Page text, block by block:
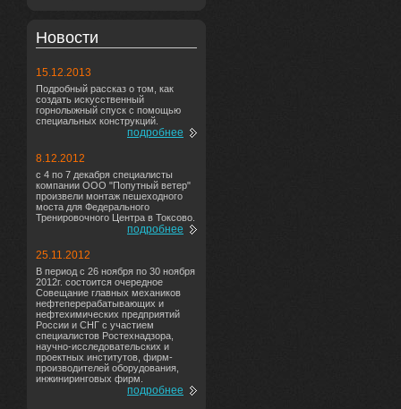
Новости
15.12.2013
Подробный рассказ о том, как
создать искусственный
горнолыжный спуск с помощью
специальных конструкций.
подробнее
8.12.2012
с 4 по 7 декабря специалисты
компании ООО "Попутный ветер"
произвели монтаж пешеходного
моста для Федерального
Тренировочного Центра в Токсово.
подробнее
25.11.2012
В период с 26 ноября по 30 ноября
2012г. состоится очередное
Совещание главных механиков
нефтеперерабатывающих и
нефтехимических предприятий
России и СНГ с участием
специалистов Ростехнадзора,
научно-исследовательских и
проектных институтов, фирм-
производителей оборудования,
инжиниринговых фирм.
подробнее